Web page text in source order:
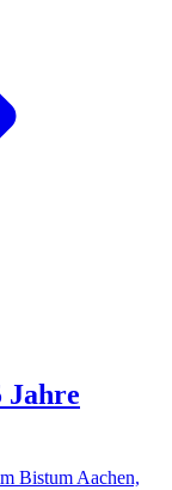
Jahre
Bistum Aachen,